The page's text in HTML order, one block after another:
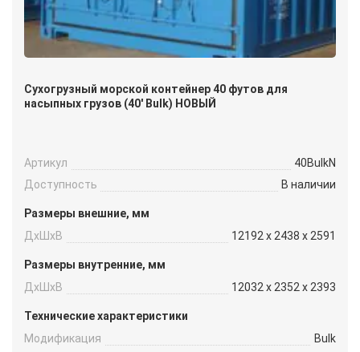
Сухогрузный морской контейнер 40 футов для
насыпных грузов (40′ Bulk) НОВЫЙ
Артикул
40BulkN
Доступность
В наличии
Размеры внешние, мм
ДxШxВ
12192 x 2438 x 2591
Размеры внутренние, мм
ДxШxВ
12032 x 2352 x 2393
Технические характеристики
Модификация
Bulk